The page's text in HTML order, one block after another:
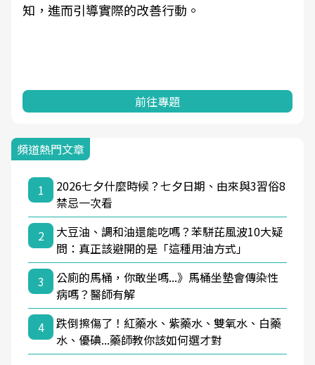
知，進而引導實際的改善行動。
前往專題
頻道熱門文章
1
2026七夕什麼時候？七夕日期、由來與3習俗8
禁忌一次看
2
大豆油、調和油還能吃嗎？苯駢芘風波10大疑
問：真正該避開的是「這種用油方式」
3
公廁的馬桶，你敢坐嗎...》馬桶坐墊會傳染性
病嗎？醫師有解
4
跌倒擦傷了！紅藥水、紫藥水、雙氧水、白藥
水、優碘...藥師教你該如何選才對